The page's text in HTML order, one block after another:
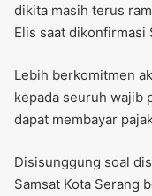
dikita masih terus
Elis saat
Lebih berkomitmen
kepada seuruh wajib
dapat membayar
Disisunggung soal
Samsat Kota Serang